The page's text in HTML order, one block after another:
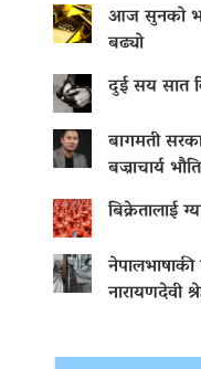
आज सुनको
बढ्यो
दुई सय सात
बागमती
बज्राचार्य
बिक्रेतालाई
नारायणदेवी